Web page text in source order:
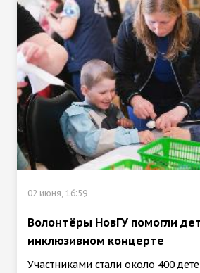
02 июня, 16:59
Волонтёры НовГУ помогли
инклюзивном концерте
Участниками стали около 400